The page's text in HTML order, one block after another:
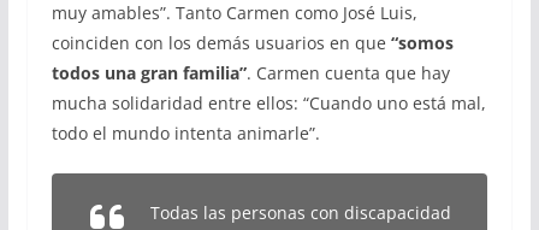
muy amables”. Tanto Carmen como José Luis,
coinciden con los demás usuarios en que “somos
todos una gran familia”. Carmen cuenta que hay
mucha solidaridad entre ellos: “Cuando uno está mal,
todo el mundo intenta animarle”.
Todas las personas con discapacidad